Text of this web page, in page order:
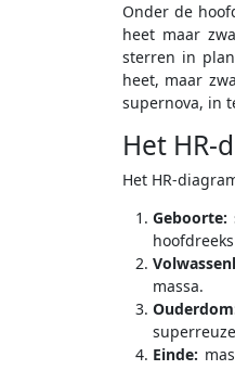
Onder de
heet maar
sterren in
heet, maar
supernova, in
Het HR-
Het HR-
Geboorte:
massa.
Einde: